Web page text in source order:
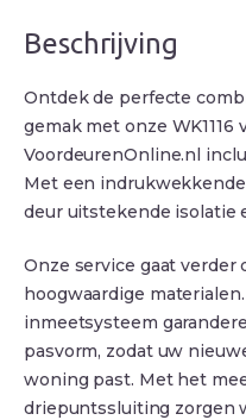
Beschrijving
Ontdek de perfecte
gemak met onze
VoordeurenOnline.nl
Met een
deur uitstekende isolatie
Onze service gaat verder
hoogwaardige
inmeetsysteem
pasvorm, zodat uw
woning past. Met het
driepuntssluiting zorgen